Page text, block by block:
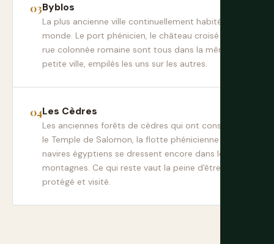
Byblos
La plus ancienne ville continuellement habitée au
monde. Le port phénicien, le château croisé et la
rue colonnée romaine sont tous dans la même
petite ville, empilés les uns sur les autres.
Les Cèdres
Les anciennes forêts de cèdres qui ont construit
le Temple de Salomon, la flotte phénicienne et les
navires égyptiens se dressent encore dans les
montagnes. Ce qui reste vaut la peine d'être
protégé et visité.